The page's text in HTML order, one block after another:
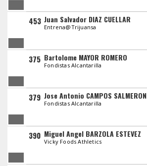
453 Juan Salvador DIAZ CUELLAR
Entrena@Trijuansa
375 Bartolome MAYOR ROMERO
Fondistas Alcantarilla
379 Jose Antonio CAMPOS SALMERON
Fondistas Alcantarilla
390 Miguel Angel BARZOLA ESTEVEZ
Vicky Foods Athletics